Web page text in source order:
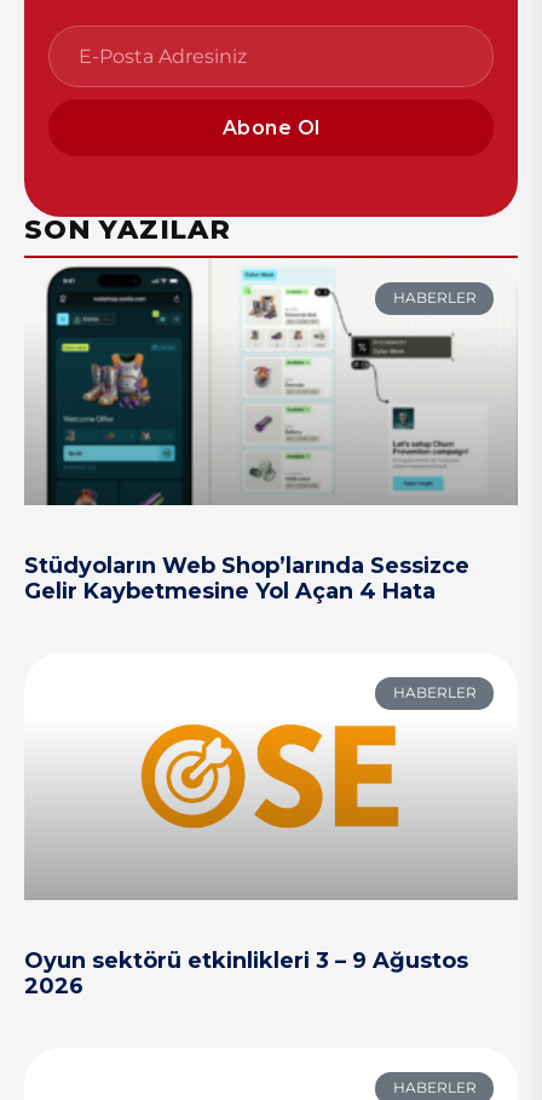
Abone Ol
SON YAZILAR
HABERLER
Stüdyoların Web Shop’larında Sessizce
Gelir Kaybetmesine Yol Açan 4 Hata
HABERLER
Oyun sektörü etkinlikleri 3 – 9 Ağustos
2026
HABERLER